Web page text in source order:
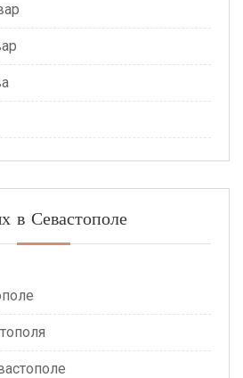
в Севастополе